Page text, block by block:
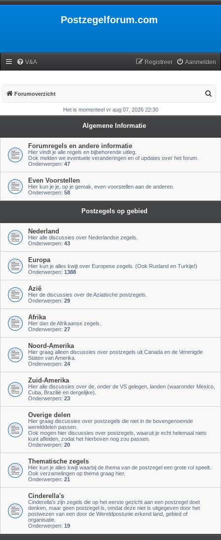
Postzegelforum.com
V&A Aanmelden
Registreer
Forumoverzicht
e
Het is momenteel vr aug 07, 2026 22:30
Algemene Informatie
Forumregels en andere informatie
Hier vindt je alle regels en bijbehorende uitleg.
Ook melden we eventuele veranderingen en of updates over het forum.
Onderwerpen: 47
Even Voorstellen
Hier kun je je, op je gemak, even voorstellen aan de anderen.
Onderwerpen: 58
Postzegels op gebied
Nederland
Hier alle discussies over Nederlandse zegels.
Onderwerpen: 43
Europa
Hier kun je alles kwijt over Europese zegels. (Ook Rusland en Turkije!)
Onderwerpen: 1388
Azië
Hier de discussies over de Aziatische postzegels.
Onderwerpen: 29
Afrika
Hier dan de Afrikaanse zegels.
Onderwerpen: 27
Noord-Amerika
Hier graag alleen discussies over postzegels uit Canada en de Verenigde
Staten van Amerika.
Onderwerpen: 24
Zuid-Amerika
Hier alle discussies over de, onder de VS gelegen, landen (waaronder Mexico,
Cuba, Brazilië en dergelijke).
Onderwerpen: 23
Overige delen
Hier graag discussies over postzegels die niet in de bovengenoemde
werelddelen passen.
Ook mogen hier discussies over postzegels, waaruit je echt helemaal niets
kunt afleiden, zodat het hierboven nog zou passen.
Onderwerpen: 20
Thematische zegels
Hier kun je alles kwijt waarbij de thema van de postzegel een grote rol speelt.
Ook verzamelingen op thema graag hier.
Onderwerpen: 21
Cinderella's
Cinderella's zijn zegels die op het eerste gezicht aan een postzegel doet
denken, maar geen postzegel is, omdat deze niet is uitgegeven door het
postwezen van een door de Wereldpostunie erkend land, gebied of
organisatie.
Onderwerpen: 19